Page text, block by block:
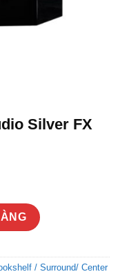
Silver FX
số lượng
/ Surround/ Center